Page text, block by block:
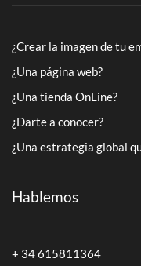
¿Crear la imagen de tu
¿Una página web?
¿Una tienda OnLine?
¿Darte a conocer?
¿Una estrategia global
Hablemos
+ 34 615811364